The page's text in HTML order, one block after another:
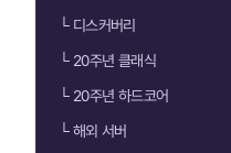
└디스커버리
└20주년 클래식
└20주년 하드코어
└해외 서버